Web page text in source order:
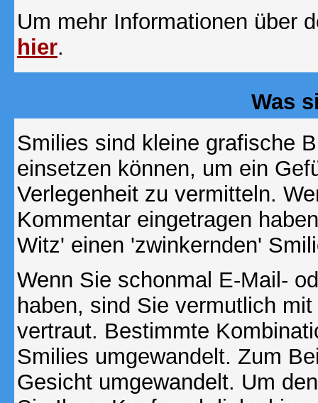
Um mehr Informationen über
hier.
Was
Smilies sind kleine grafische
einsetzen können, um ein
Verlegenheit zu vermitteln.
Kommentar eingetragen
Witz' einen 'zwinkernden'
Wenn Sie schonmal E-Mail-
haben, sind Sie vermutlich
vertraut. Bestimmte
Smilies umgewandelt. Zum
Gesicht umgewandelt. Um